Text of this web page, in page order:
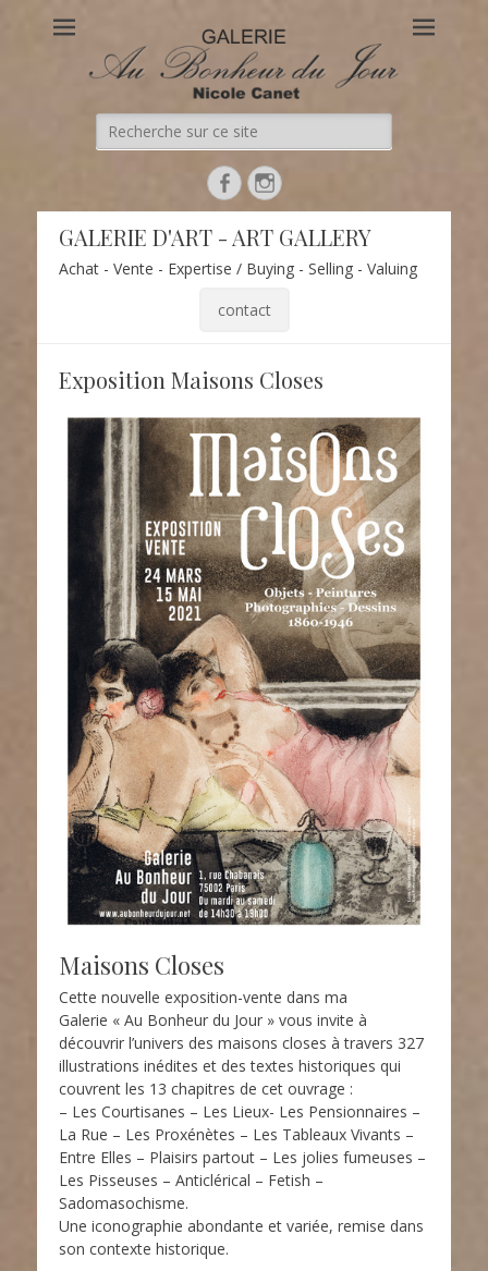
Au Bonheur du Jour
Le site officiel de la Galerie d'Art Au Bonheur du Jour – Nicole
Canet à Paris
Recherche
de:
FacebookInstagram
GALERIE D'ART - ART GALLERY
Achat - Vente - Expertise / Buying - Selling - Valuing
contact
Exposition Maisons Closes
Maisons Closes
Cette nouvelle exposition-vente dans ma
Galerie « Au Bonheur du Jour » vous invite à
découvrir l’univers des maisons closes à travers 327
illustrations inédites et des textes historiques qui
couvrent les 13 chapitres de cet ouvrage :
– Les Courtisanes – Les Lieux- Les Pensionnaires –
La Rue – Les Proxénètes – Les Tableaux Vivants –
Entre Elles – Plaisirs partout – Les jolies fumeuses –
Les Pisseuses – Anticlérical – Fetish –
Sadomasochisme.
Une iconographie abondante et variée, remise dans
son contexte historique.